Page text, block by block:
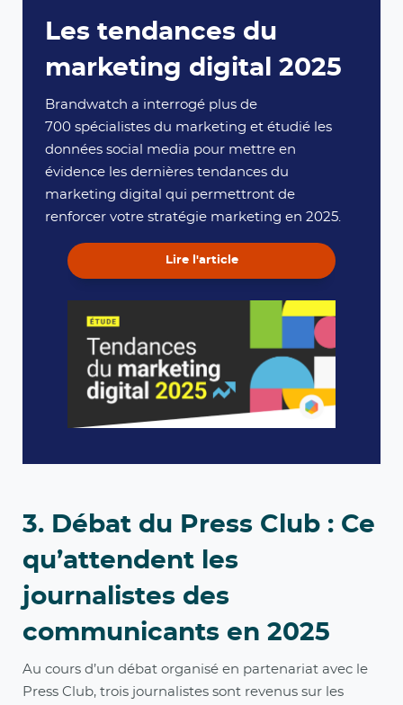
Les tendances du
marketing digital 2025
Brandwatch a interrogé plus de
700 spécialistes du marketing et étudié les
données social media pour mettre en
évidence les dernières tendances du
marketing digital qui permettront de
renforcer votre stratégie marketing en 2025.
Lire l'article
3. Débat du Press Club : Ce
qu’attendent les
journalistes des
communicants en 2025
Au cours d’un débat organisé en partenariat avec le
Press Club, trois journalistes sont revenus sur les